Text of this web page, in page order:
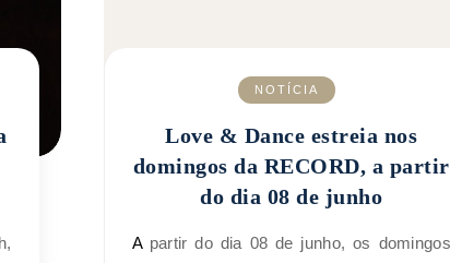
NOTÍCIA
Love & Dance estreia nos
domingos da RECORD, a partir
do dia 08 de junho
A partir do dia 08 de junho, os domingos